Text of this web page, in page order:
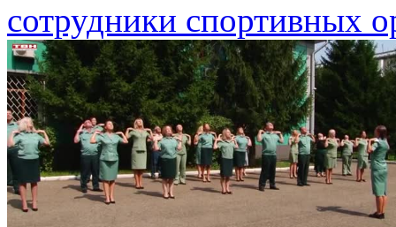
сотрудники спортивных